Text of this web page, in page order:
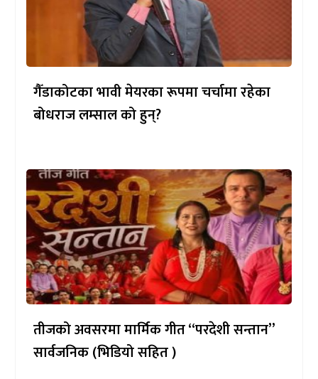
गैँडाकोटका भावी मेयरका रूपमा चर्चामा रहेका
बोधराज लम्साल को हुन्?
तीजको अवसरमा मार्मिक गीत “परदेशी सन्तान”
सार्वजनिक (भिडियो सहित )